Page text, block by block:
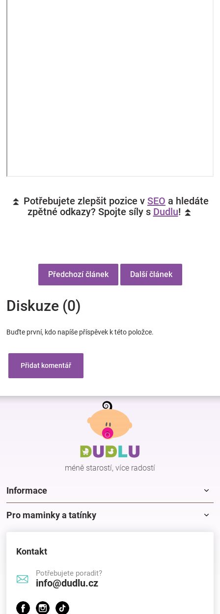
⏫ Potřebujete zlepšit pozice v SEO a hledáte
zpětné odkazy? Spojte síly s Dudlu! ⏫
Předchozí článek Další článek
Diskuze (0)
Buďte první, kdo napíše příspěvek k této položce.
Přidat komentář
Z
méně starostí, více radostí
Informace
Pro maminky a tatínky
Kontakt
Potřebujete poradit?
info@dudlu.cz